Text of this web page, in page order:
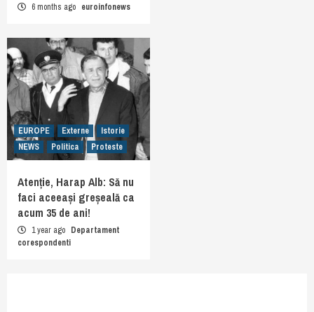
6 months ago euroinfonews
EUROPE Externe
Istorie
NEWS
Politica Proteste
Atenție, Harap Alb: Să nu
faci aceeași greșeală ca
acum 35 de ani!
1 year ago Departament
corespondenti